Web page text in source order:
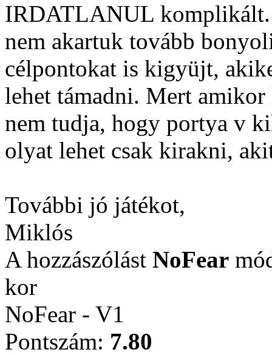
IRDATLANUL komplikált.
nem akartuk tovább
célpontokat is kigyüjt,
lehet támadni. Mert
nem tudja, hogy portya v
olyat lehet csak kirakni,
További jó játékot,
Miklós
A hozzászólást NoFear
kor
NoFear - V1
Pontszám: 7.80